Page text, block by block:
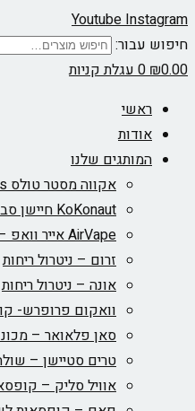
YoutubeInstagram
חיפוש עבור:
₪0.00
0עגלת קניות
ראשי
אודות
המותגים שלנו
אקווה מסטר טולס Aqua Master tools
KoKonaut חיישן סביבתי
AirVape אייר וואפ – וופורייזר
זרום – ניטרול ריחות
אונה – ניטרול ריחות
וואקום פרופרש-
סאן פלאואר –
טרים סטיישן –
אוויל סליק –